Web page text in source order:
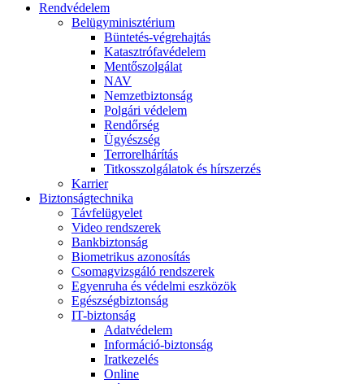
Rendvédelem
Belügyminisztérium
Büntetés-végrehajtás
Katasztrófavédelem
Mentőszolgálat
NAV
Nemzetbiztonság
Polgári védelem
Rendőrség
Ügyészség
Terrorelhárítás
Titkosszolgálatok és hírszerzés
Karrier
Biztonságtechnika
Távfelügyelet
Video rendszerek
Bankbiztonság
Biometrikus azonosítás
Csomagvizsgáló rendszerek
Egyenruha és védelmi eszközök
Egészségbiztonság
IT-biztonság
Adatvédelem
Információ-biztonság
Iratkezelés
Online